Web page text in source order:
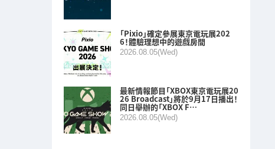
「Pixio」確定參展東京電玩展202
6！體驗理想中的遊戲房間
2026.08.05(Wed)
最新情報節目「XBOX東京電玩展20
26 Broadcast」將於9月17日播出！
同日舉辦的「XBOX F…
2026.08.05(Wed)